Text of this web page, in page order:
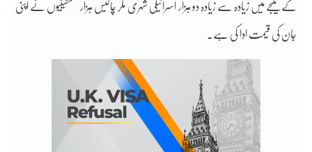
کے نتیجے میں زیادہ سے زیادہ دو ہزار اسرائیلی شہری مگر چالیس ہزار فلسطینیوں نے اپنی
جان کی قیمت ادا کی ہے۔